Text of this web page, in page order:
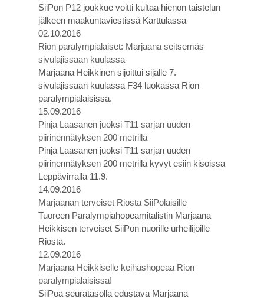
SiiPon P12 joukkue voitti kultaa hienon taistelun
jälkeen maakuntaviestissä Karttulassa
02.10.2016
Rion paralympialaiset: Marjaana seitsemäs
sivulajissaan kuulassa
Marjaana Heikkinen sijoittui sijalle 7.
sivulajissaan kuulassa F34 luokassa Rion
paralympialaisissa.
15.09.2016
Pinja Laasanen juoksi T11 sarjan uuden
piirinennätyksen 200 metrillä
Pinja Laasanen juoksi T11 sarjan uuden
piirinennätyksen 200 metrillä kyvyt esiin kisoissa
Leppävirralla 11.9.
14.09.2016
Marjaanan terveiset Riosta SiiPolaisille
Tuoreen Paralympiahopeamitalistin Marjaana
Heikkisen terveiset SiiPon nuorille urheilijoille
Riosta.
12.09.2016
Marjaana Heikkiselle keihäshopeaa Rion
paralympialaisissa!
SiiPoa seuratasolla edustava Marjaana